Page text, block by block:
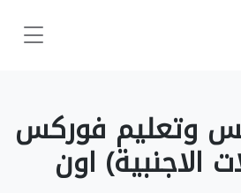
وتعليم فوركس
الاجنبية) اون